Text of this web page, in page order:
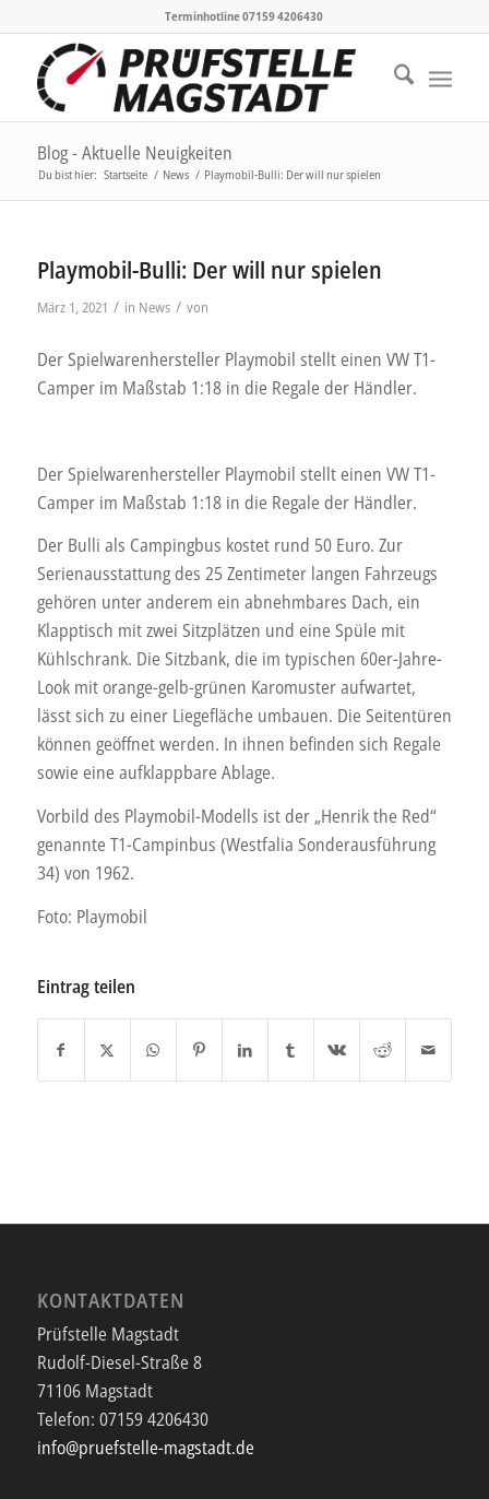
Terminhotline 07159 4206430
Blog - Aktuelle Neuigkeiten
Du bist hier: Startseite / News / Playmobil-Bulli: Der will nur spielen
Playmobil-Bulli: Der will nur spielen
März 1, 2021 / in News / von
Der Spielwarenhersteller Playmobil stellt einen VW T1-
Camper im Maßstab 1:18 in die Regale der Händler.
Der Spielwarenhersteller Playmobil stellt einen VW T1-
Camper im Maßstab 1:18 in die Regale der Händler.
Der Bulli als Campingbus kostet rund 50 Euro. Zur
Serienausstattung des 25 Zentimeter langen Fahrzeugs
gehören unter anderem ein abnehmbares Dach, ein
Klapptisch mit zwei Sitzplätzen und eine Spüle mit
Kühlschrank. Die Sitzbank, die im typischen 60er-Jahre-
Look mit orange-gelb-grünen Karomuster aufwartet,
lässt sich zu einer Liegefläche umbauen. Die Seitentüren
können geöffnet werden. In ihnen befinden sich Regale
sowie eine aufklappbare Ablage.
Vorbild des Playmobil-Modells ist der „Henrik the Red“
genannte T1-Campinbus (Westfalia Sonderausführung
34) von 1962.
Foto: Playmobil
Eintrag teilen
KONTAKTDATEN
Prüfstelle Magstadt
Rudolf-Diesel-Straße 8
71106 Magstadt
Telefon: 07159 4206430
info@pruefstelle-magstadt.de